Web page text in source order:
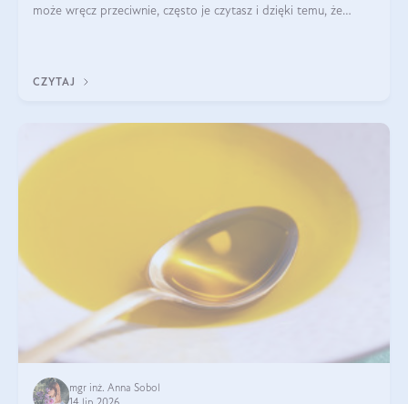
może wręcz przeciwnie, często je czytasz i dzięki temu, że
CZYTAJ
mgr inż. Anna Sobol